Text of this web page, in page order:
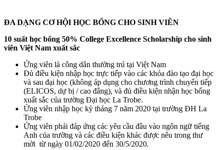
ĐA DẠNG CƠ HỘI HỌC BỔNG CHO SINH VIÊN
10 suất học bổng 50% College Excellence Scholarship cho sinh
viên Việt Nam xuất sắc
Ứng viên là công dân thường trú tại Việt Nam
Đủ điều kiện nhập học trực tiếp vào các khóa đào tạo đại học
và sau đại học (không áp dụng cho chương trình chuyển tiếp
(ELICOS, dự bị / cao đẳng), và đủ điều kiện nhận học bổng
xuất sắc của trường Đại học La Trobe.
Ứng viên nhập học kỳ tháng 7 năm 2020 tại trường ĐH La
Trobe
Ứng viên phải đáp ứng các yêu cầu đầu vào ngôn ngữ tiếng
Anh của trường và các điều kiện khác được nêu trong thư
mời từ ngày 01/02/2020 đến 30/5/2020.